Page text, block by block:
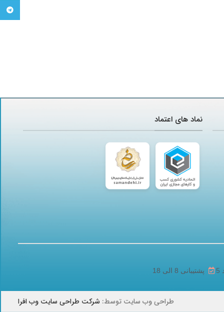
نماد های اعتماد
پشتیبانی 8 الی 18
طراحی وب سایت توسط: شرکت طراحی سایت وب افرا
تلگرام